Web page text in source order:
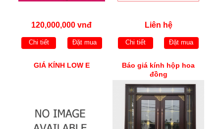
120,000,000 vnđ
Chi tiết Đặt mua
Liên hệ
Chi tiết Đặt mua
GIÁ KÍNH LOW E
Báo giá kính hộp hoa
đồng